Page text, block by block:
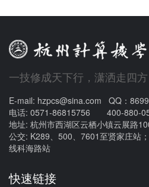
一技修成天下行，潇洒走四方
E-mail: hzpcs@sina.com QQ：
电话: 0571-86815756 400-880-
地址: 杭州市西湖区云栖小镇云展路
公交: K289、500、7601至贤家庄站
线科海路站
快速链接